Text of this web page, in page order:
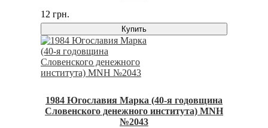
12 грн.
Купить
1984 Югославия Марка (40-я годовщина
Словенского денежного института) MNH
№2043